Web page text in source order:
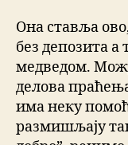
Она ставља
без депозита а
медведом.
делова
има неку
размишљају